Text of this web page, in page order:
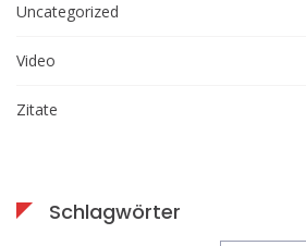
Uncategorized
Video
Zitate
Schlagwörter